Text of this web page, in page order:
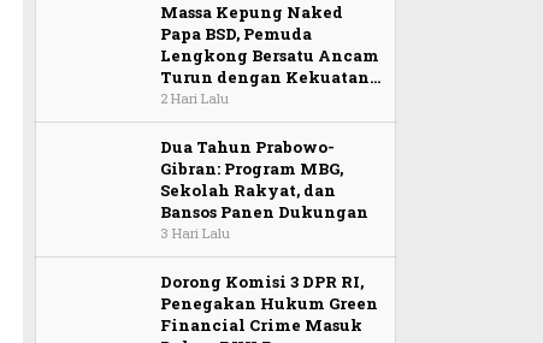
Massa Kepung Naked
Papa BSD, Pemuda
Lengkong Bersatu Ancam
Turun dengan Kekuatan…
2 Hari Lalu
Dua Tahun Prabowo-
Gibran: Program MBG,
Sekolah Rakyat, dan
Bansos Panen Dukungan
3 Hari Lalu
Dorong Komisi 3 DPR RI,
Penegakan Hukum Green
Financial Crime Masuk